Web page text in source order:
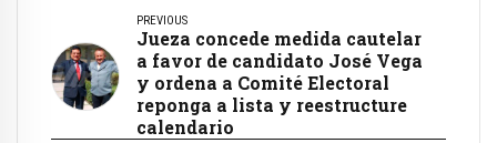
PREVIOUS
Jueza concede medida cautelar
a favor de candidato José Vega
y ordena a Comité Electoral
reponga a lista y reestructure
calendario